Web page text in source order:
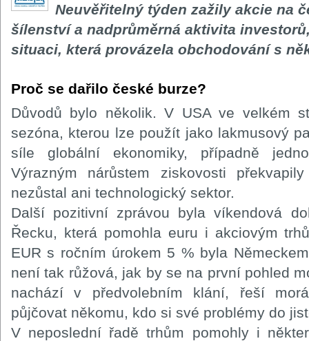
Neuvěřitelný týden zažily akcie na
šílenství a nadprůměrná aktivita
situaci, která provázela obchodování s
Proč se dařilo české burze?
Důvodů bylo několik. V USA ve velkém
sezóna, kterou lze použít jako lakmusový
síle globální ekonomiky, případně
Výrazným nárůstem ziskovosti
nezůstal ani technologický sektor.
Další pozitivní zprávou byla víkendová
Řecku, která pomohla euru i akciovým
EUR s ročním úrokem 5 % byla
není tak růžová, jak by se na první pohled
nachází v předvolebním klání, řeší
půjčovat někomu, kdo si své problémy do
V neposlední řadě trhům pomohly i